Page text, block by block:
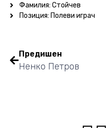
Фамилия: Стойчев
Позиция: Полеви играч
Предишен
Ненко Петров